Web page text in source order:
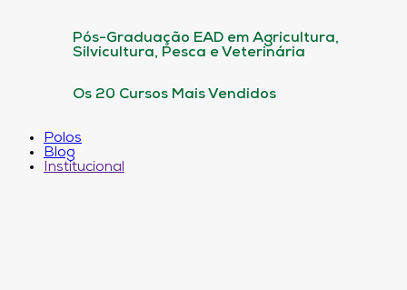
Pós-Graduação EAD em Agricultura,
Silvicultura, Pesca e Veterinária
Os 20 Cursos Mais Vendidos
Polos
Blog
Institucional